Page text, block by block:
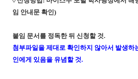
임 안내문 확인)
붙임 문서를 정독한 뒤 신청할 것.
첨부파일을 제대로 확인하지 않아서 발생하
인에게 있음을 유념할 것.